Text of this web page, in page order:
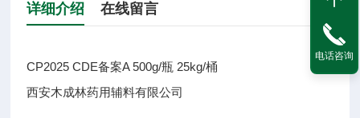
详细介绍 在线留言
CP2025 CDE备案A 500g/瓶 25kg/桶
西安木成林药用辅料有限公司
电话咨询